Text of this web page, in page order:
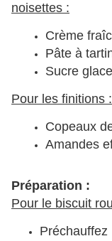
noisettes :
Crème
Pâte à
Sucre
Pour les finitions :
Copeaux
Amandes
Préparation :
Pour le biscuit